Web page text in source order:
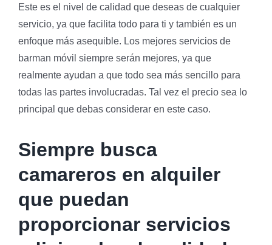
Este es el nivel de calidad que deseas de cualquier
servicio, ya que facilita todo para ti y también es un
enfoque más asequible. Los mejores servicios de
barman móvil siempre serán mejores, ya que
realmente ayudan a que todo sea más sencillo para
todas las partes involucradas. Tal vez el precio sea lo
principal que debas considerar en este caso.
Siempre busca
camareros en alquiler
que puedan
proporcionar servicios